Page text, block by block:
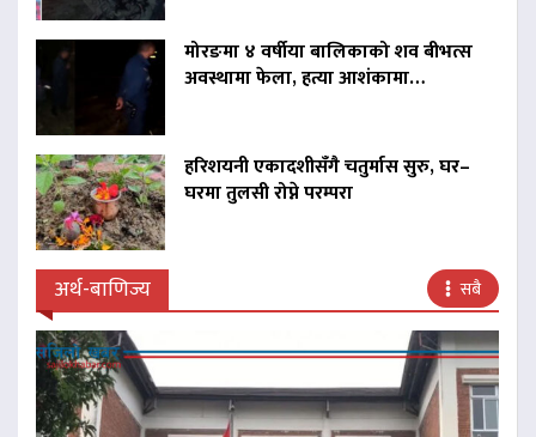
मोरङमा ४ वर्षीया बालिकाको शव बीभत्स
अवस्थामा फेला, हत्या आशंकामा…
हरिशयनी एकादशीसँगै चतुर्मास सुरु, घर–
घरमा तुलसी रोप्ने परम्परा
अर्थ-बाणिज्य सबै